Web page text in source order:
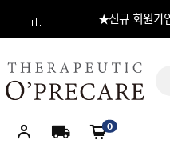
★신규 회원가
0
카테고리